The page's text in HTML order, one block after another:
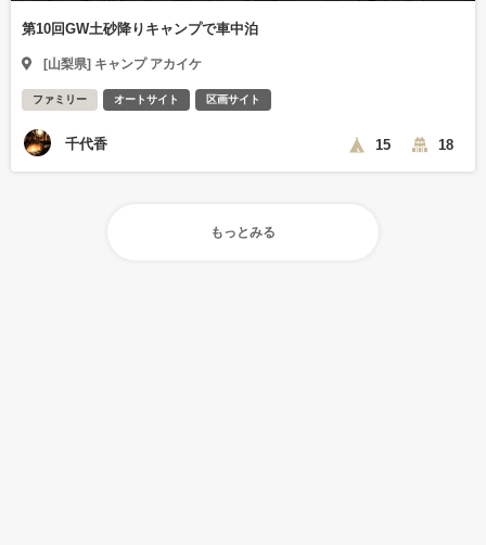
第10回GW土砂降りキャンプで車中泊
[山梨県] キャンプ アカイケ
ファミリー オートサイト 区画サイト
千代香 15 18
もっとみる